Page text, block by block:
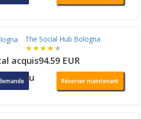
The Social Hub Bologna
acquis94.59 EUR
ou Réserver maintenant